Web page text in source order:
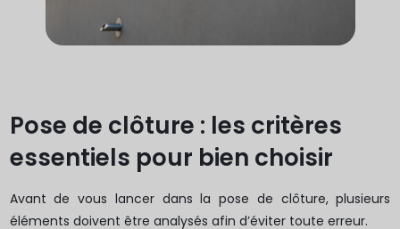
Pose de clôture : les critères
essentiels pour bien choisir
Avant de vous lancer dans la pose de clôture, plusieurs
éléments doivent être analysés afin d’éviter toute erreur.